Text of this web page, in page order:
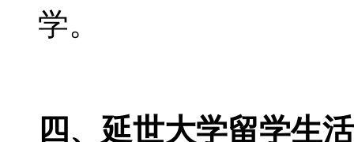
学。
四、延世大学留学生